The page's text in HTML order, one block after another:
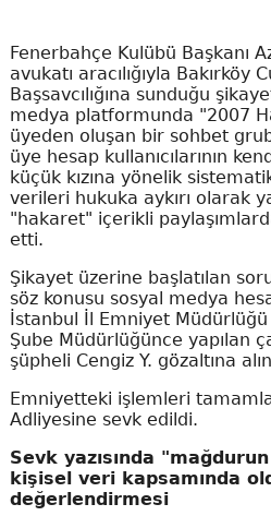
Fenerbahçe Kulübü Başkanı
avukatı aracılığıyla Bakırköy
Başsavcılığına sunduğu
medya platformunda "2007
üyeden oluşan bir sohbet
üye hesap kullanıcılarının
küçük kızına yönelik
verileri hukuka aykırı olarak
"hakaret" içerikli
etti.
Şikayet üzerine başlatılan
söz konusu sosyal medya
İstanbul İl Emniyet
Şube Müdürlüğünce yapılan
şüpheli Cengiz Y. gözaltına
Emniyetteki işlemleri
Adliyesine sevk edildi.
Sevk yazısında
kişisel veri kapsamında
değerlendirmesi